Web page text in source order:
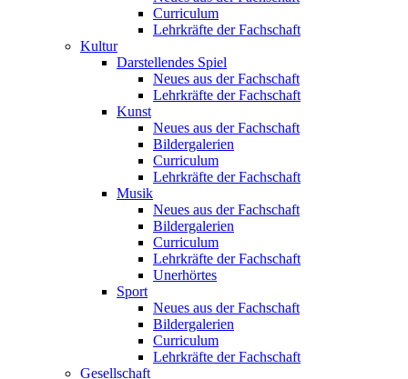
Curriculum
Lehrkräfte der Fachschaft
Kultur
Darstellendes Spiel
Neues aus der Fachschaft
Lehrkräfte der Fachschaft
Kunst
Neues aus der Fachschaft
Bildergalerien
Curriculum
Lehrkräfte der Fachschaft
Musik
Neues aus der Fachschaft
Bildergalerien
Curriculum
Lehrkräfte der Fachschaft
Unerhörtes
Sport
Neues aus der Fachschaft
Bildergalerien
Curriculum
Lehrkräfte der Fachschaft
Gesellschaft